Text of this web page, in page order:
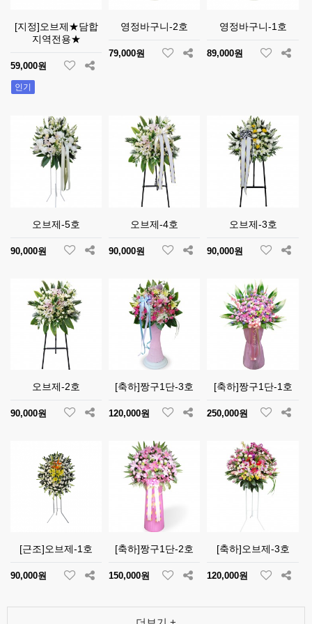
[지정]오브제★담합
지역전용★
59,000원
인기
영정바구니-2호
79,000원
영정바구니-1호
89,000원
오브제-5호
90,000원
오브제-4호
90,000원
오브제-3호
90,000원
오브제-2호
90,000원
[축하]짱구1단-3호
120,000원
[축하]짱구1단-1호
250,000원
[근조]오브제-1호
90,000원
[축하]짱구1단-2호
150,000원
[축하]오브제-3호
120,000원